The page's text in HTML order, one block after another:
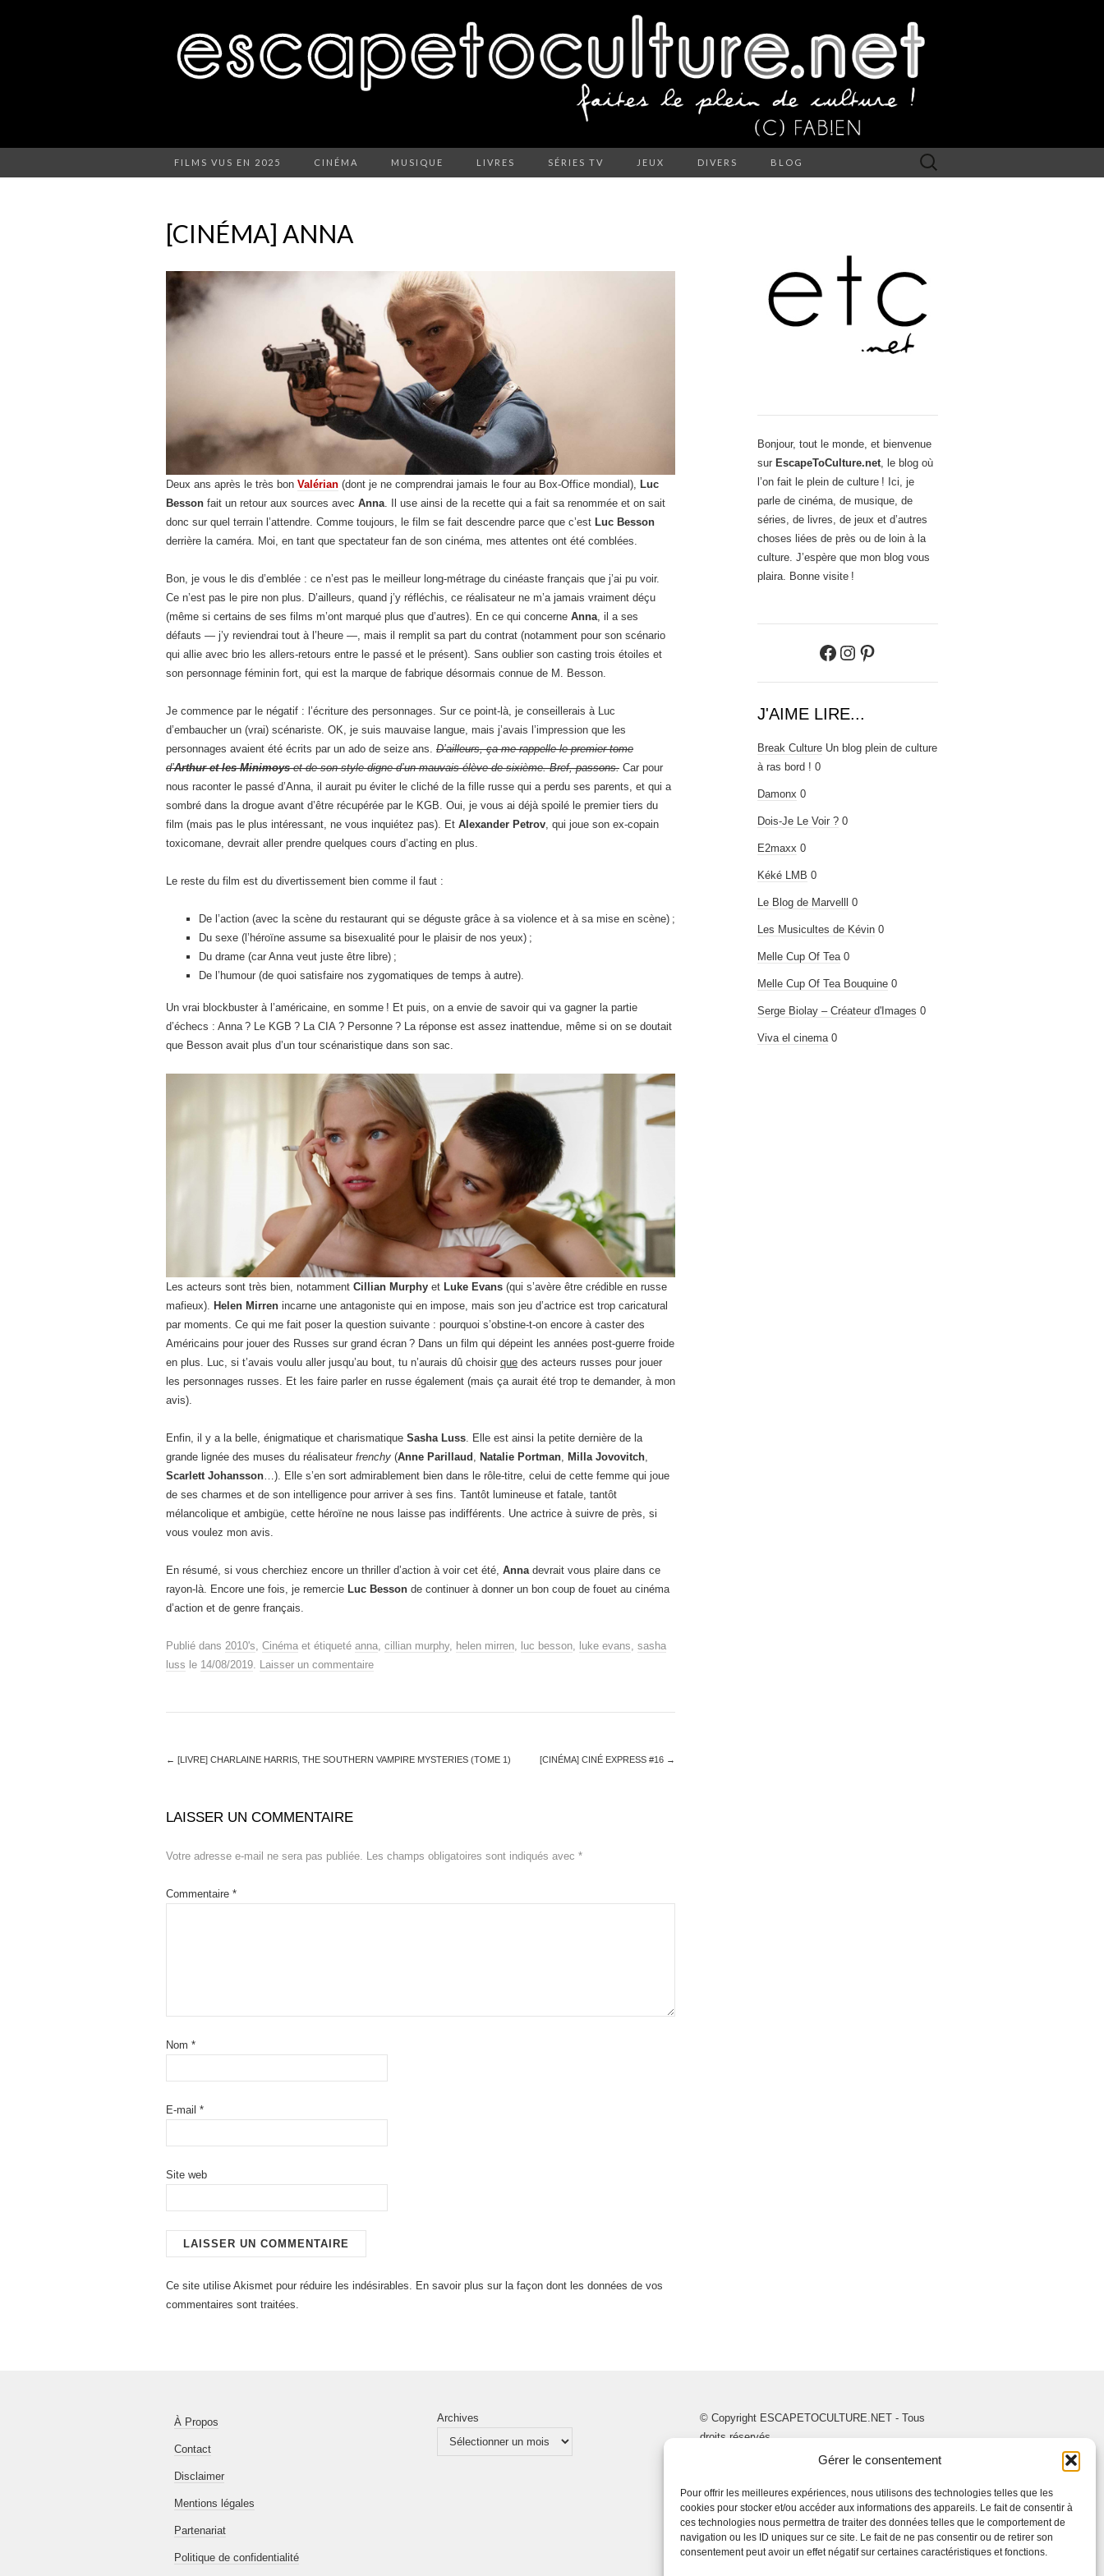
Gérer le consentement
Pour offrir les meilleures expériences, nous utilisons des technologies telles que les
cookies pour stocker et/ou accéder aux informations des appareils. Le fait de consentir à
ces technologies nous permettra de traiter des données telles que le comportement de
navigation ou les ID uniques sur ce site. Le fait de ne pas consentir ou de retirer son
consentement peut avoir un effet négatif sur certaines caractéristiques et fonctions.
FILMS VUS EN 2025 CINÉMA MUSIQUE LIVRES SÉRIES TV JEUX DIVERS BLOG Rechercher :
[CINÉMA] ANNA
Deux ans après le très bon Valérian (dont je ne comprendrai jamais le four au Box-Office mondial),
Luc
Besson fait un retour aux sources avec Anna . Il use ainsi de la recette qui a fait sa renommée et on sait
donc sur quel terrain l’attendre. Comme toujours, le film se fait descendre parce que c’est Luc Besson
derrière la caméra. Moi, en tant que spectateur fan de son cinéma, mes attentes ont été comblées.
Bon, je vous le dis d’emblée : ce n’est pas le meilleur long-métrage du cinéaste français que j’ai pu voir.
Ce n’est pas le pire non plus. D’ailleurs, quand j’y réfléchis, ce réalisateur ne m’a jamais vraiment déçu
(même si certains de ses films m’ont marqué plus que d’autres). En ce qui concerne Anna , il a ses
défauts — j’y reviendrai tout à l’heure —, mais il remplit sa part du contrat (notamment pour son scénario
qui allie avec brio les allers-retours entre le passé et le présent). Sans oublier son casting trois étoiles et
son personnage féminin fort, qui est la marque de fabrique désormais connue de M. Besson.
Je commence par le négatif : l’écriture des personnages. Sur ce point-là, je conseillerais à Luc
d’embaucher un (vrai) scénariste. OK, je suis mauvaise langue, mais j’avais l’impression que les
personnages avaient été écrits par un ado de seize ans. D’ailleurs, ça me rappelle le premier tome
d’Arthur et les Minimoyset de son style digne d’un mauvais élève de sixième. Bref, passons. Car pour
nous raconter le passé d’Anna, il aurait pu éviter le cliché de la fille russe qui a perdu ses parents, et qui a
sombré dans la drogue avant d’être récupérée par le KGB. Oui, je vous ai déjà spoilé le premier tiers du
film (mais pas le plus intéressant, ne vous inquiétez pas). Et Alexander Petrov , qui joue son ex-copain
toxicomane, devrait aller prendre quelques cours d’acting en plus.
Le reste du film est du divertissement bien comme il faut :
De l’action (avec la scène du restaurant qui se déguste grâce à sa violence et à sa mise en scène) ;
Du sexe (l’héroïne assume sa bisexualité pour le plaisir de nos yeux) ;
Du drame (car Anna veut juste être libre) ;
De l’humour (de quoi satisfaire nos zygomatiques de temps à autre).
Un vrai blockbuster à l’américaine, en somme ! Et puis, on a envie de savoir qui va gagner la partie
d’échecs : Anna ? Le KGB ? La CIA ? Personne ? La réponse est assez inattendue, même si on se doutait
que Besson avait plus d’un tour scénaristique dans son sac.
Les acteurs sont très bien, notamment Cillian Murphy et Luke Evans (qui s’avère être crédible en russe
mafieux).
Helen Mirren incarne une antagoniste qui en impose, mais son jeu d’actrice est trop caricatural
par moments. Ce qui me fait poser la question suivante : pourquoi s’obstine-t-on encore à caster des
Américains pour jouer des Russes sur grand écran ? Dans un film qui dépeint les années post-guerre froide
en plus. Luc, si t’avais voulu aller jusqu’au bout, tu n’aurais dû choisir que des acteurs russes pour jouer
les personnages russes. Et les faire parler en russe également (mais ça aurait été trop te demander, à mon
avis).
Enfin, il y a la belle, énigmatique et charismatique Sasha Luss . Elle est ainsi la petite dernière de la
grande lignée des muses du réalisateur frenchy (Anne Parillaud Natalie Portman Milla Jovovitch
Scarlett Johansson …). Elle s’en sort admirablement bien dans le rôle-titre, celui de cette femme qui joue
de ses charmes et de son intelligence pour arriver à ses fins. Tantôt lumineuse et fatale, tantôt
mélancolique et ambigüe, cette héroïne ne nous laisse pas indifférents. Une actrice à suivre de près, si
vous voulez mon avis.
En résumé, si vous cherchiez encore un thriller d’action à voir cet été, Anna devrait vous plaire dans ce
rayon-là. Encore une fois, je remercie Luc Besson de continuer à donner un bon coup de fouet au cinéma
d’action et de genre français.
Publié dans 2010's Cinéma et étiqueté anna cillian murphy, helen mirren luc besson luke evans sasha
luss le 14/08/2019 Laisser un commentaire
← [LIVRE] CHARLAINE HARRIS, THE SOUTHERN VAMPIRE MYSTERIES (TOME 1) [CINÉMA] CINÉ EXPRESS #16 →
LAISSER UN COMMENTAIRE
Votre adresse e-mail ne sera pas publiée. Les champs obligatoires sont indiqués avec *
Commentaire *
Nom *
E-mail *
Site web
Ce site utilise Akismet pour réduire les indésirables.
En savoir plus sur la façon dont les données de vos
commentaires sont traitées
Bonjour, tout le monde, et bienvenue
sur EscapeToCulture.net , le blog où
l’on fait le plein de culture ! Ici, je
parle de cinéma, de musique, de
séries, de livres, de jeux et d’autres
choses liées de près ou de loin à la
culture. J’espère que mon blog vous
plaira. Bonne visite !
Facebook
Instagram
Pinterest
J'AIME LIRE...
Break Culture Un blog plein de culture
à ras bord ! 0
Damonx 0
Dois-Je Le Voir ? 0
E2maxx 0
Kéké LMB 0
Le Blog de Marvelll 0
Les Musicultes de Kévin 0
Melle Cup Of Tea 0
Melle Cup Of Tea Bouquine 0
Serge Biolay – Créateur d'Images 0
Viva el cinema 0
À Propos
Contact
Disclaimer
Mentions légales
Partenariat
Politique de confidentialité
Archives
© Copyright ESCAPETOCULTURE.NET - Tous
droits réservés.